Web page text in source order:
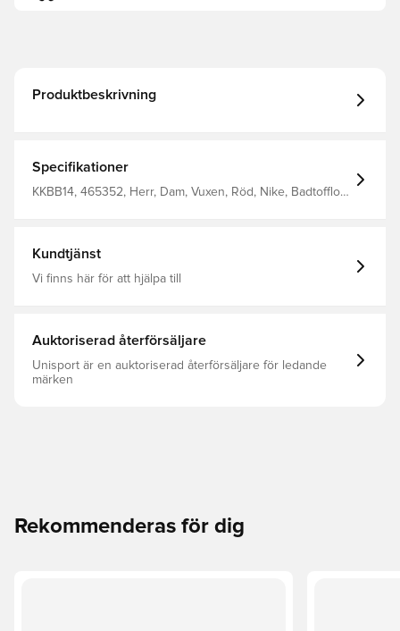
Produktbeskrivning
Specifikationer
KKBB14, 465352, Herr, Dam, Vuxen, Röd, Nike, Badtofflor,
Kundtjänst
Vi finns här för att hjälpa till
Auktoriserad återförsäljare
Unisport är en auktoriserad återförsäljare för ledande
märken
Rekommenderas för dig